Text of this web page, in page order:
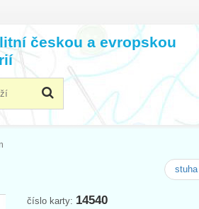
českou a evropskou
číslo karty: 14540